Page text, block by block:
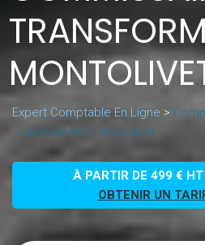
Expert Comptable En Ligne >
Transformation Montolivet
À PARTIR DE 499 €
OBTENIR UN